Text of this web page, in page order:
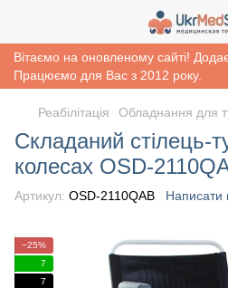
Вітаємо на оновленому сайті!
Працюємо для Вас з 2012 року.
Реабiлiтацiя Обладнання для
Складаний стілець-
колесах OSD-
Артикул: OSD-2110QAB Написати
−25%
7
7